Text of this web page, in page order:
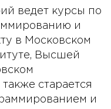
ведет курсы по
и
в Московском
Высшей
старается
и